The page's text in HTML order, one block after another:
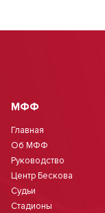
МФФ
Главная
Об МФФ
Руководство
Центр Бескова
Судьи
Стадионы